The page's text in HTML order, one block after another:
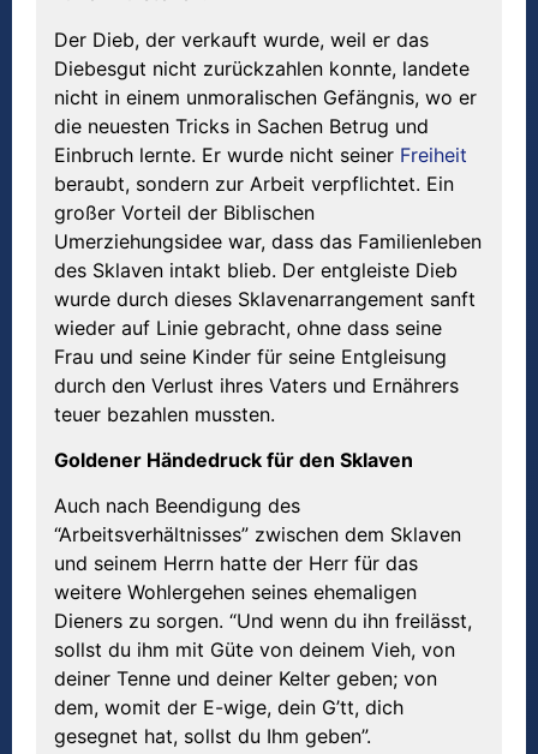
Der Dieb, der verkauft wurde, weil er das
Diebesgut nicht zurückzahlen konnte, landete
nicht in einem unmoralischen Gefängnis, wo er
die neuesten Tricks in Sachen Betrug und
Einbruch lernte. Er wurde nicht seiner Freiheit
beraubt, sondern zur Arbeit verpflichtet. Ein
großer Vorteil der Biblischen
Umerziehungsidee war, dass das Familienleben
des Sklaven intakt blieb. Der entgleiste Dieb
wurde durch dieses Sklavenarrangement sanft
wieder auf Linie gebracht, ohne dass seine
Frau und seine Kinder für seine Entgleisung
durch den Verlust ihres Vaters und Ernährers
teuer bezahlen mussten.
Goldener Händedruck für den Sklaven
Auch nach Beendigung des
“Arbeitsverhältnisses” zwischen dem Sklaven
und seinem Herrn hatte der Herr für das
weitere Wohlergehen seines ehemaligen
Dieners zu sorgen. “Und wenn du ihn freilässt,
sollst du ihm mit Güte von deinem Vieh, von
deiner Tenne und deiner Kelter geben; von
dem, womit der E-wige, dein G’tt, dich
gesegnet hat, sollst du Ihm geben”.